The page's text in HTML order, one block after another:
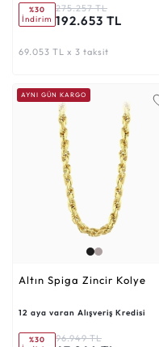
%30
İndirim
275.257 TL
192.653 TL
69.053 TL x 3 taksit
AYNI GÜN KARGO
Altın Spiga Zincir Kolye
12 aya varan Alışveriş Kredisi
%30 96.949 TL